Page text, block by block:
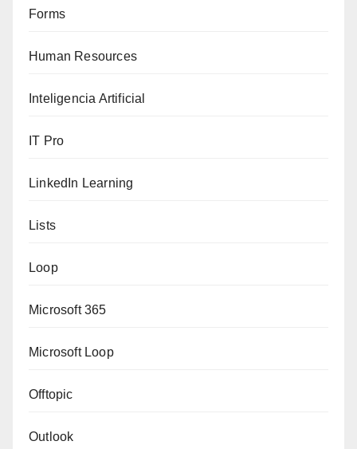
Forms
Human Resources
Inteligencia Artificial
IT Pro
LinkedIn Learning
Lists
Loop
Microsoft 365
Microsoft Loop
Offtopic
Outlook